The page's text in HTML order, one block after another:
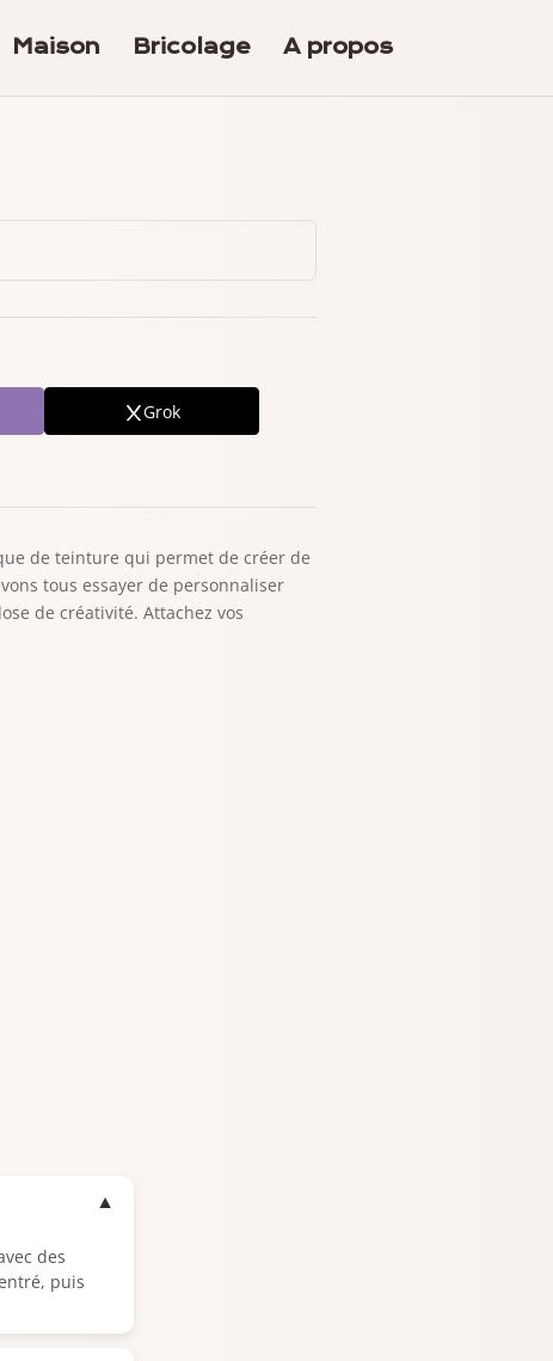
Maison Bricolage A propos
Grok
de teinture qui permet de créer de
tous essayer de personnaliser
de créativité. Attachez vos
▼
des
puis